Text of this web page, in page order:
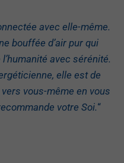
avec elle-même.
bouffée d’air pur qui
avec sérénité.
elle est de
vous-même en vous
votre Soi.“